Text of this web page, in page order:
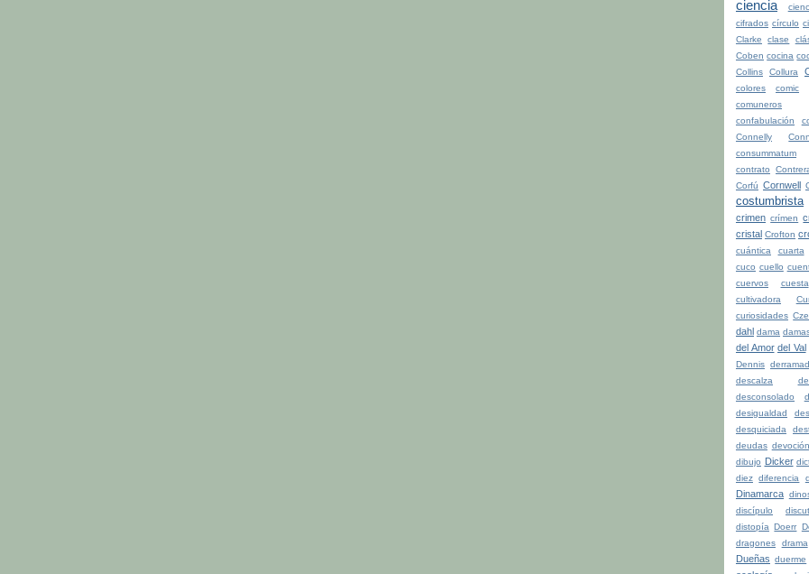
ciencia
cifrados círculo
Clarke
clase
Coben cocina
Collins
Collura
colores
comic
comuneros
confabulación
Connelly
consummatum
contrato
Corfú Cornwell
costumbrista
crimen crímen
cristal Crofton
cuántica
cuarta
cuco cuello
cuervos
cuesta
cultivadora
curiosidades
dahl dama
del Amor del Val
Dennis
descalza
desconsolado
desigualdad
desquiciada
deudas devoción
dibujo Dicker
diez diferencia
Dinamarca
discípulo
distopía Doerr
dragones
drama
Dueñas duerme